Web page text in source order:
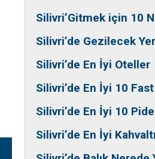
Ersin Özalp-
Silivri’de
Yapılıyor?
Silivri’Gitmek için 10
Silivri’de Gezilecek
Silivri’de En İyi Oteller
Silivri’de En İyi 10
Silivri’de En İyi 10
Silivri’de En İyi